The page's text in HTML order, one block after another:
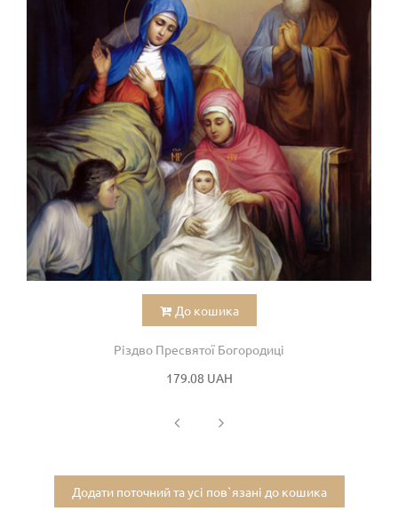
До кошика
Різдво Пресвятої Богородиці
179.08 UAH
Додати поточний та усі пов`язані до кошика